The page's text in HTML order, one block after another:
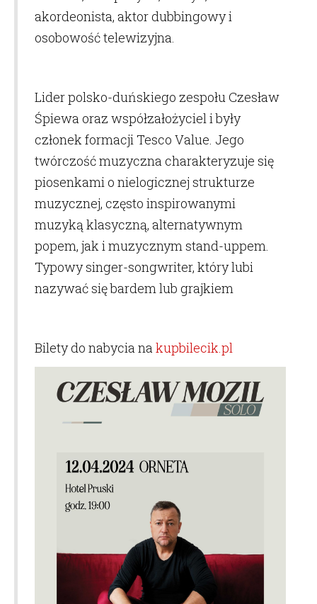
akordeonista, aktor dubbingowy i
osobowość telewizyjna.
Lider polsko-duńskiego zespołu Czesław
Śpiewa oraz współzałożyciel i były
członek formacji Tesco Value. Jego
twórczość muzyczna charakteryzuje się
piosenkami o nielogicznej strukturze
muzycznej, często inspirowanymi
muzyką klasyczną, alternatywnym
popem, jak i muzycznym stand-uppem.
Typowy singer-songwriter, który lubi
nazywać się bardem lub grajkiem
Bilety do nabycia na kupbilecik.pl